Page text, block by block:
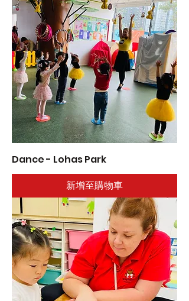
Dance - Lohas Park
新增至購物車